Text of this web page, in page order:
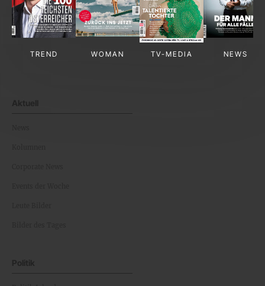
TREND WOMAN TV-MEDIA NEWS